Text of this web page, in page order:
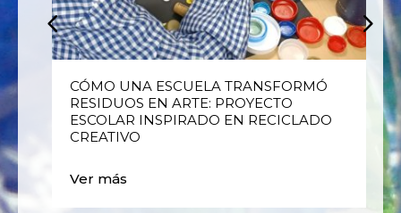
CÓMO UNA ESCUELA TRANSFORMÓ
RESIDUOS EN ARTE: PROYECTO
ESCOLAR INSPIRADO EN RECICLADO
CREATIVO
Ver más